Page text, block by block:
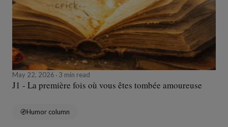
May 22, 2026 3 min read
J1 - La première fois où vous êtes tombée amoureuse
Humor column